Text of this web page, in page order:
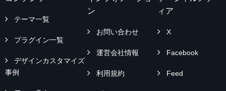
テーマ一覧
プラグイン一覧
デザインカスタマイズ
事例
ン
お問い合わせ
運営会社情報
利用規約
ィア
X
Facebook
Feed